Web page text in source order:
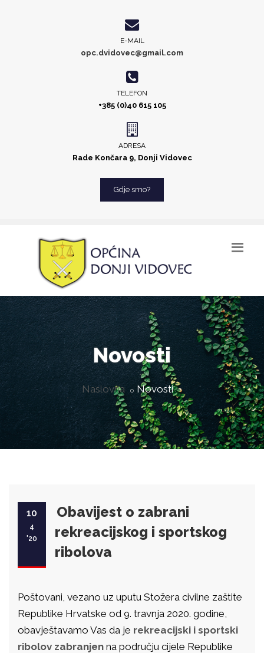
E-MAIL
opc.dvidovec@gmail.com
TELEFON
+385 (0)40 615 105
ADRESA
Rade Končara 9, Donji Vidovec
Gdje smo?
Novosti
Naslovna Novosti
10
4
'20
Obavijest o zabrani
rekreacijskog i sportskog
ribolova
Poštovani, vezano uz uputu Stožera civilne zaštite
Republike Hrvatske od 9. travnja 2020. godine,
obavještavamo Vas da je rekreacijski i sportski
ribolov zabranjen na području cijele Republike